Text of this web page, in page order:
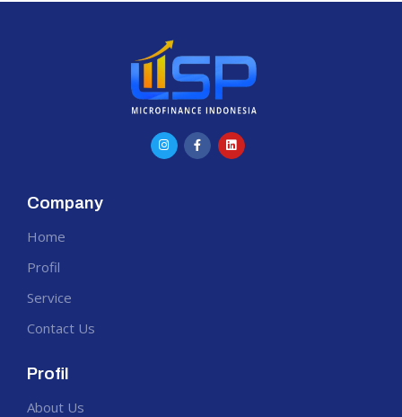
Company
Home
Profil
Service
Contact Us
Profil
About Us